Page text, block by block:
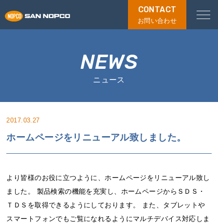
CONTACT
お問い合わせ
NEWS
ニュース
2017.03.27
ホームページをリニューアル致しました。
より皆様のお役に立つように、ホームページをリニューアル致し
ました。 製品検索の機能を充実し、ホームページからＳＤＳ・
ＴＤＳを取得できるようにしております。 また、タブレットや
スマートフォンでもご覧になれるようにマルチデバイス対応しま